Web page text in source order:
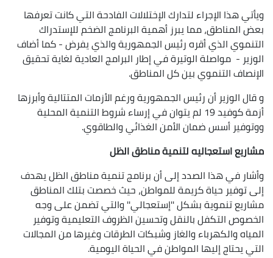
ويأتي هذا الإجراء لتدارك الإختلالات الفادحة التي كانت تعرفها
بعض المناطق، مما يبرز أهمية البرنامج الضخم للإستدراك
التنموي الذي أقره رئيس الجمهورية والذي يفرض - كما أضاف
الوزير - مواصلة الوتيرة في إطار البرامج العادية لغاية تحقيق
الإنصاف التنموي بين كل المناطق.
و قال الوزير أن رئيس الجمهورية ورغم الأزمات المتتالية وأبرزها
أزمة كوفيد 19 لم يتوان في إرساء شروط التنمية المحلية
ووتوفير أسس ضمان الأمن الغذائي والطاقوي.
مشاريع استعجاليه لتنمية مناطق الظل
وأشار في هذا الصدد إلى أن برنامج تنمية مناطق الظل يهدف
إلى توفير حياة كريمة للمواطن، حيث خصصت بتلك المناطق
مشاريع تنموية بشكل ''إستعجالي'' والتي تضمن على وجه
الخصوص التكفل بالنقل وتحسين الظروف التعليمية وتوفير
المياه والكهرباء والغاز وشبكات الطرقات وغيرها من المجالات
التي يحتاج إليها المواطن في الحياة اليومية.